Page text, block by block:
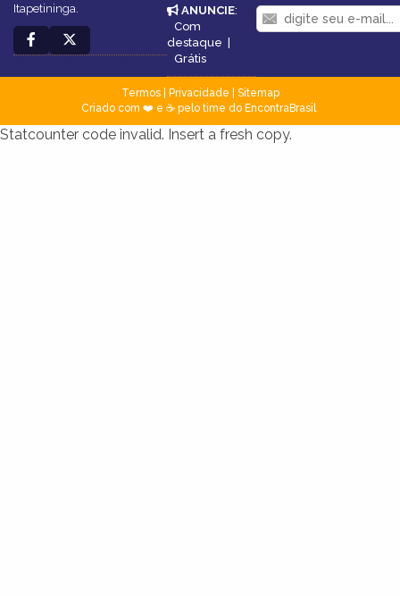
Itapetininga.
ANUNCIE:
Com
destaque |
Grátis
Termos| Privacidade
Sitemap
Criado com ❤️ e ☕ pelo time do EncontraBrasil
Statcounter code invalid. Insert a fresh copy.